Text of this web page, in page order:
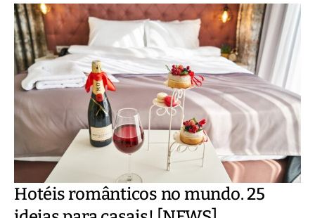
Hotéis românticos no mundo. 25